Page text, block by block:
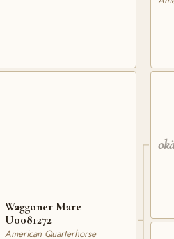
Waggoner Mare
U0081272
American Quarterhorse